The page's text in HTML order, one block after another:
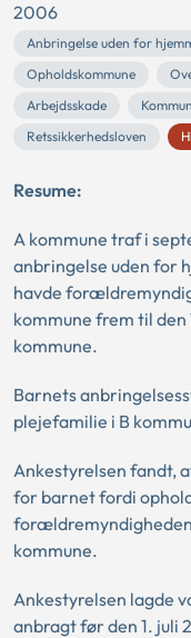
2006
Anbringelse uden for
Opholdskommune
Arbejdsskade
Retssikkerhedsloven
Resume:
A kommune traf i
anbringelse uden for
havde
kommune frem til
kommune.
Barnets
plejefamilie i B
Ankestyrelsen fandt,
for barnet fordi
kommune.
Ankestyrelsen lagde
anbragt før den 1. juli